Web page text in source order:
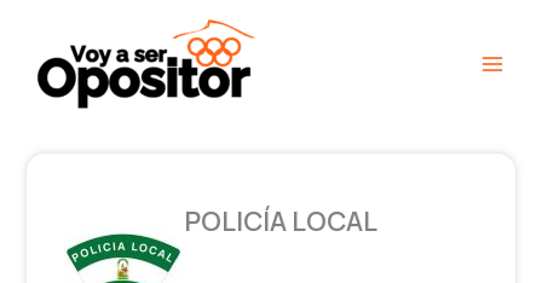
contenido
POLICÍA LOCAL